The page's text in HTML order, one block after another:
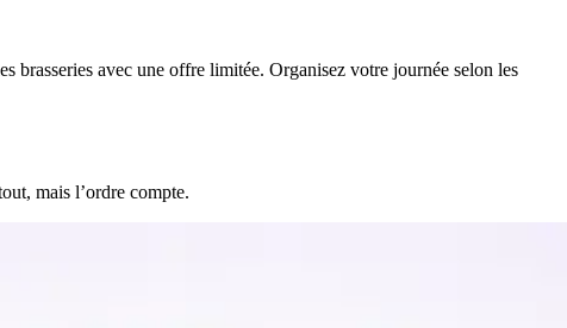
brasseries avec une offre limitée. Organisez votre journée selon les
mais l’ordre compte.